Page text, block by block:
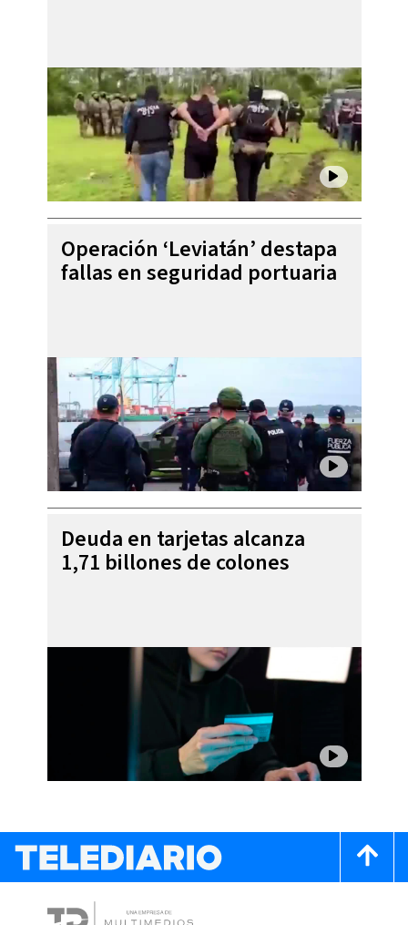
Operación ‘Leviatán’ destapa
fallas en seguridad portuaria
Deuda en tarjetas alcanza
1,71 billones de colones